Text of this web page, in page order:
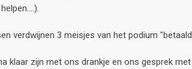
verdwijnen 3 meisjes van het podium
klaar zijn met ons drankje en ons gesprek